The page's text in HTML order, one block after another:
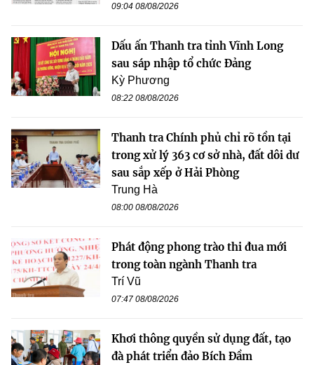
09:04 08/08/2026
Dấu ấn Thanh tra tỉnh Vĩnh Long
sau sáp nhập tổ chức Đảng
Kỳ Phương
08:22 08/08/2026
Thanh tra Chính phủ chỉ rõ tồn tại
trong xử lý 363 cơ sở nhà, đất dôi dư
sau sắp xếp ở Hải Phòng
Trung Hà
08:00 08/08/2026
Phát động phong trào thi đua mới
trong toàn ngành Thanh tra
Trí Vũ
07:47 08/08/2026
Khơi thông quyền sử dụng đất, tạo
đà phát triển đảo Bích Đầm